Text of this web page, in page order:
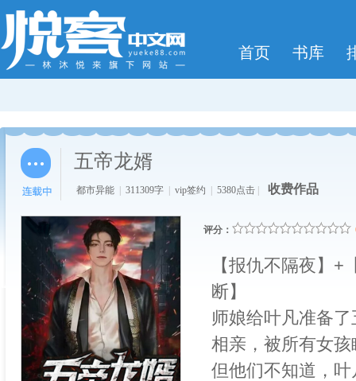
首页 书库
五帝龙婿
都市异能 311309字 vip签约 5380点击 收费作品
评分：
【报仇不隔夜】
断】
师娘给叶凡准备
相亲，被所有女
但他们不知道，